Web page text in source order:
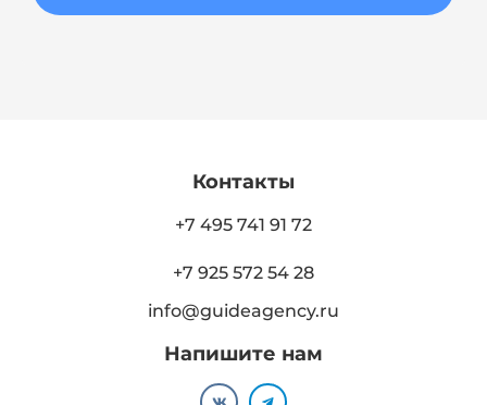
Контакты
+7 495 741 91 72
+7 925 572 54 28
info@guideagency.ru
Напишите нам